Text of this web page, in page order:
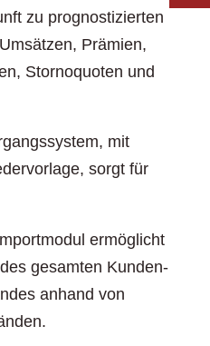
zu prognostizierten
Prämien,
Stornoquoten und
mit
sorgt für
ermöglicht
gesamten Kunden-
anhand von